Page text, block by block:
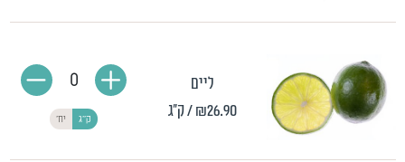
ליים
₪26.90/ ק"ג ק"ג יח'
0